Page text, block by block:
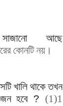
আছে
কোনটি নয়।
খালি থাকে তখন
হবে ? (1)1